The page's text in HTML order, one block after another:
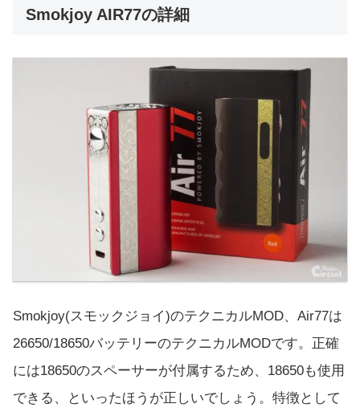
Smokjoy AIR77の詳細
Smokjoy(スモックジョイ)のテクニカルMOD、Air77は
26650/18650バッテリーのテクニカルMODです。正確
には18650のスペーサーが付属するため、18650も使用
できる、といったほうが正しいでしょう。特徴として